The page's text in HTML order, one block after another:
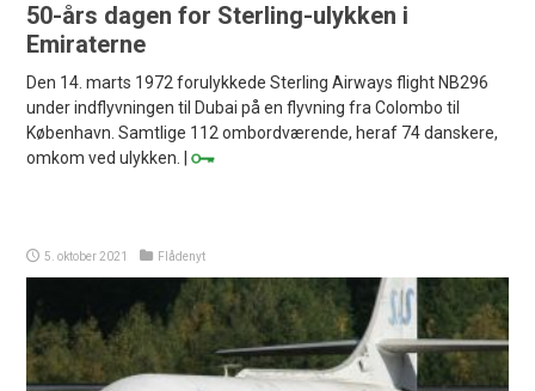
50-års dagen for Sterling-ulykken i
Emiraterne
Den 14. marts 1972 forulykkede Sterling Airways flight NB296
under indflyvningen til Dubai på en flyvning fra Colombo til
København. Samtlige 112 ombordværende, heraf 74 danskere,
omkom ved ulykken. |
5. oktober 2021 Flådenyt